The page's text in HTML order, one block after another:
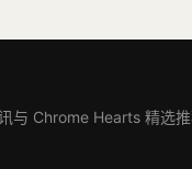
与 Chrome Hearts 精选